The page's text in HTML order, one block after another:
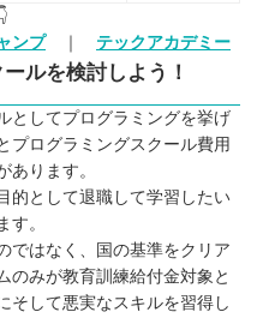
ンプ｜ テックアカデミー
ルを検討しよう！
としてプログラミングを挙げ
プログラミングスクール費用
あります。
的として退職して学習したい
す。
ではなく、国の基準をクリア
のみが教育訓練給付金対象と
そして悪実なスキルを習得し